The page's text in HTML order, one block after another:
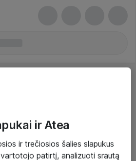
ir Atea
ir trečiosios šalies slapukus
patirtį, analizuoti srautą